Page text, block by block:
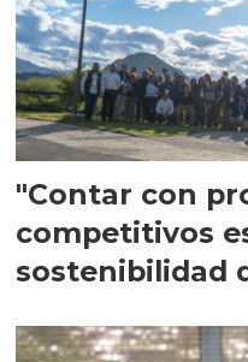
"Contar con
competitivos
sostenibilidad